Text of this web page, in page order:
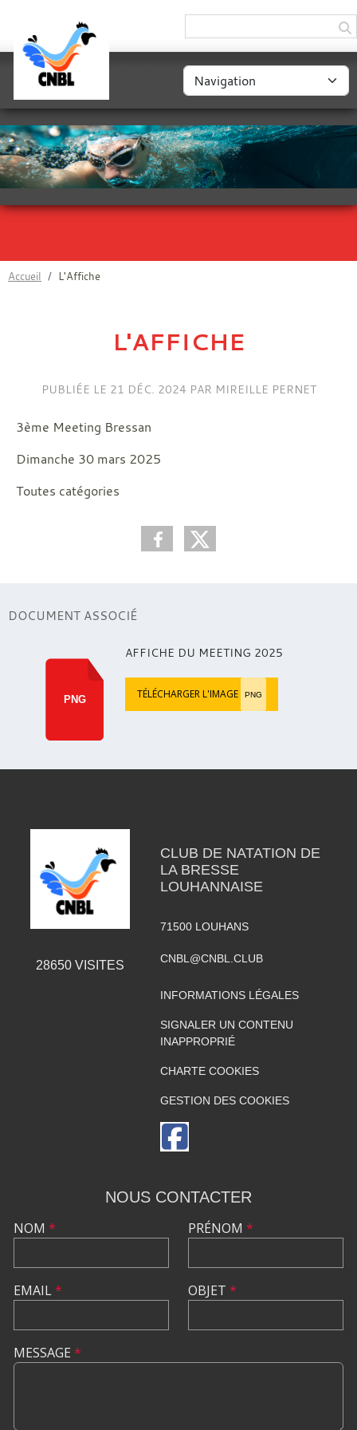
Accueil L'Affiche
L'AFFICHE
PUBLIÉE LE 21 DÉC. 2024 PAR MIREILLE PERNET
3ème Meeting Bressan
Dimanche 30 mars 2025
Toutes catégories
DOCUMENT ASSOCIÉ
PNG
AFFICHE DU MEETING 2025
TÉLÉCHARGER L'IMAGE PNG
28650VISITES
CLUB DE NATATION DE
LA BRESSE
LOUHANNAISE
71500 LOUHANS
CNBL@CNBL.CLUB
INFORMATIONS LÉGALES
SIGNALER UN CONTENU
INAPPROPRIÉ
CHARTE COOKIES
GESTION DES COOKIES
NOUS CONTACTER
NOM *
EMAIL*
PRÉNOM *
OBJET *
MESSAGE *